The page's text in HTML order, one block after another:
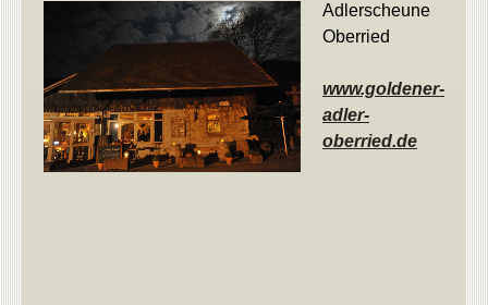
Adlerscheune
Oberried
www.goldener-
adler-
oberried.de